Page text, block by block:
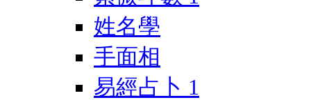
姓名學
手面相
易經占卜 1